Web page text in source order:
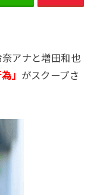
アナと増田和也
」 がスクープさ